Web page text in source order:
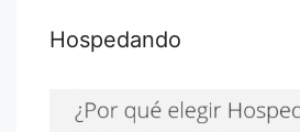
Hospedando